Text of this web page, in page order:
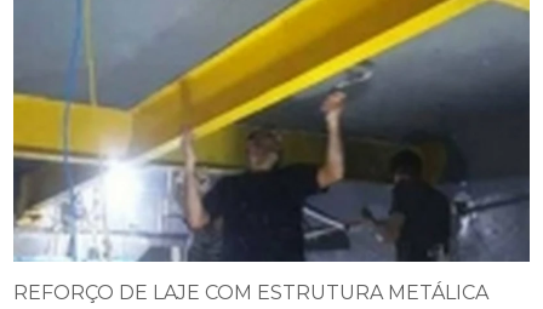
REFORÇO DE LAJE COM ESTRUTURA METÁLICA